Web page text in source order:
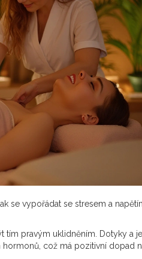
se vypořádat se stresem a
tím pravým uklidněním. Dotyky a
což má pozitivní dopad